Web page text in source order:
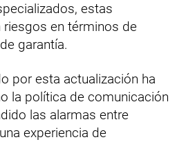
estas
en términos de
garantía.
por esta actualización ha
la política de comunicación
las alarmas entre
experiencia de